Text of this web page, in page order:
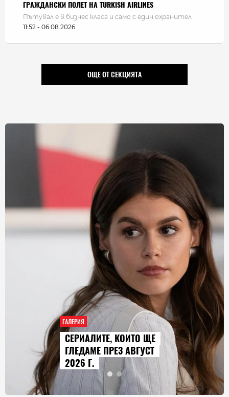
ГРАЖДАНСКИ ПОЛЕТ НА TURKISH AIRLINES
Пътувал е в бизнес класа и само с един охранител
11:52 - 06.08.2026
ОЩЕ ОТ СЕКЦИЯТА
ГАЛЕРИЯ
AUDI Q9 СТАВА НАЙ-
ГОЛЕМИЯТ МОДЕЛ В
ИСТОРИЯТА НА МАРКАТА